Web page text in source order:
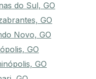
do Sul, GO
GO
Novo, GO
GO
GO